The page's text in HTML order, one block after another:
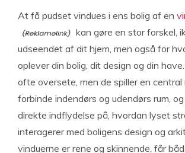
At få pudset vindues i ens bolig af en
kan gøre en stor forskel,
udseendet af dit hjem, men også for
oplever din bolig, dit design og din
ofte oversete, men de spiller en central
forbinde indendørs og udendørs rum,
direkte indflydelse på, hvordan lyset
interagerer med boligens design og
vinduerne er rene og skinnende, får